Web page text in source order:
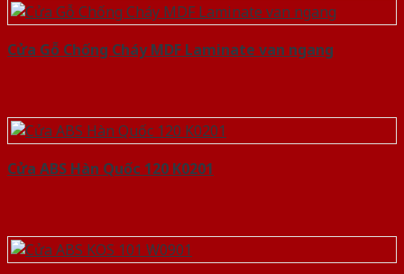
Cửa Gỗ Chống Cháy MDF Laminate van ngang
Cửa ABS Hàn Quốc 120 K0201